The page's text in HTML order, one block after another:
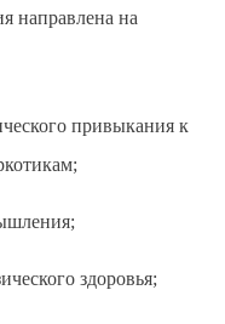
направлена на
привыкания к
здоровья;